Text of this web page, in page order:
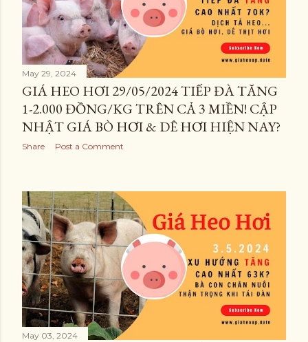
May 29, 2024
GIÁ HEO HƠI 29/05/2024 TIẾP ĐÀ TĂNG
1-2.000 ĐỒNG/KG TRÊN CẢ 3 MIỀN! CẬP
NHẬT GIÁ BÒ HƠI & DÊ HƠI HIỆN NAY?
Share Post a Comment
May 03, 2024